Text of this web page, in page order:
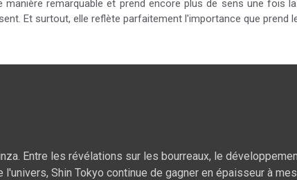
remarquable et prend encore plus de sens une fois
Et surtout, elle reflète parfaitement l'importance que prend
Entre les révélations sur les bourreaux, le
Shin Tokyo continue de gagner en épaisseur à